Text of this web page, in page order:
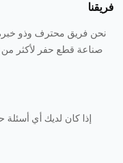
فريقنا
نحن فريق محترف وذو
إذا كان لديك أي أسئلة